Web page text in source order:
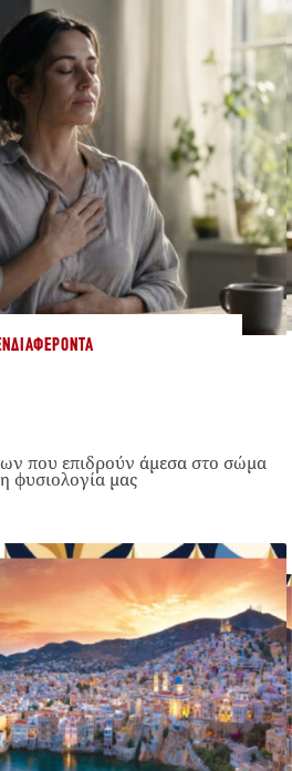
που επιδρούν άμεσα στο σώμα
φυσιολογία μας